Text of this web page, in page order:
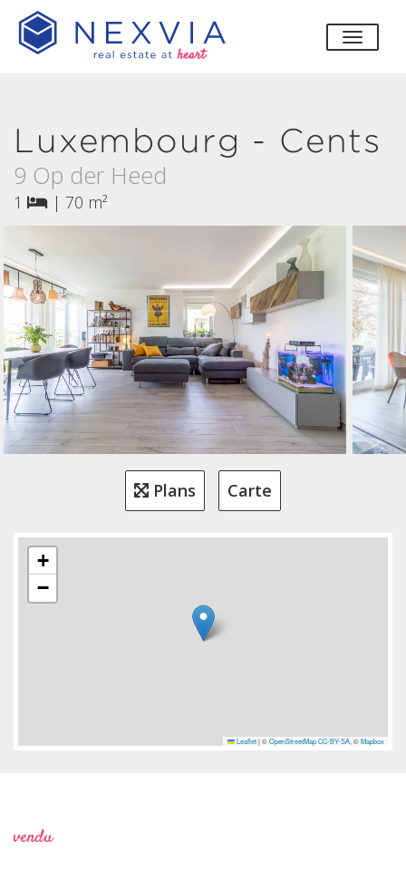
Luxembourg - Cents
9 Op der Heed
1 | 70 m²
Plans Carte
+
−
Leaflet |©OpenStreetMap CC-BY-SA, ©Mapbox
vendu